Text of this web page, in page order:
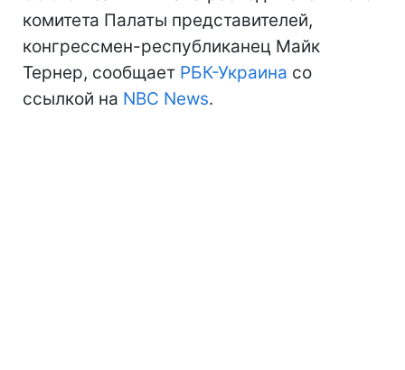
комитета Палаты представителей,
конгрессмен-республиканец Майк
Тернер, сообщает РБК-Украина со
ссылкой на NBC News.